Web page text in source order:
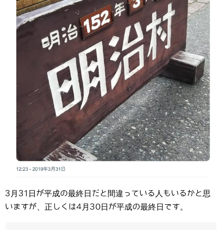
3月31日が平成の最終日だと間違っている人もいるかと思
いますが、正しくは4月30日が平成の最終日です。